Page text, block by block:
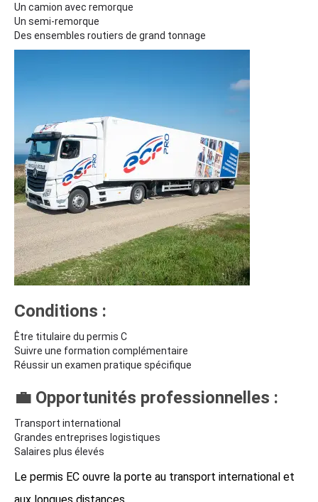
Un camion avec remorque
Un semi-remorque
Des ensembles routiers de grand tonnage
Conditions :
Être titulaire du permis C
Suivre une formation complémentaire
Réussir un examen pratique spécifique
💼 Opportunités professionnelles :
Transport international
Grandes entreprises logistiques
Salaires plus élevés
Le permis EC ouvre la porte au transport international et